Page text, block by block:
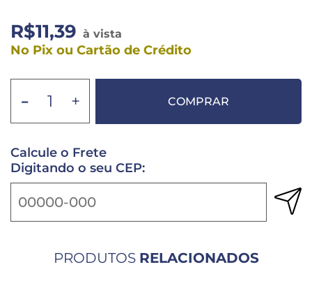
R$11,39 à vista
No Pix ou Cartão de Crédito
- + COMPRAR
Calcule o Frete
Digitando o seu CEP:
PRODUTOS RELACIONADOS